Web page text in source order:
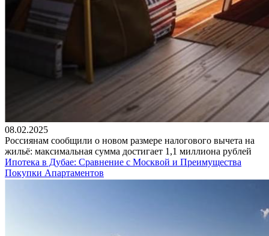
08.02.2025
Россиянам сообщили о новом размере налогового вычета на
жильё: максимальная сумма достигает 1,1 миллиона рублей
Ипотека в Дубае: Сравнение с Москвой и Преимущества
Покупки Апартаментов